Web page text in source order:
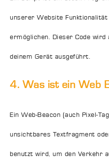
unserer Website
ermöglichen. Dieser Code
deinem Gerät ausgeführt.
4. Was ist ein Web
Ein Web-Beacon (auch Pixel-
unsichtbares Textfragment
benutzt wird, um den Verkehr